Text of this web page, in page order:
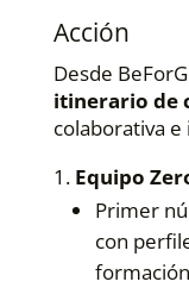
Acción
Desde
itinerario de
colaborativa e
Equipo
Primer
con